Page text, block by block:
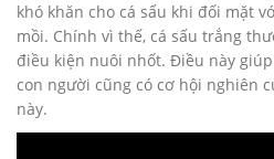
khó khăn cho cá sấu khi đối mặt
mồi. Chính vì thế, cá sấu trắng
điều kiện nuôi nhốt. Điều này
con người cũng có cơ hội nghiên
này.